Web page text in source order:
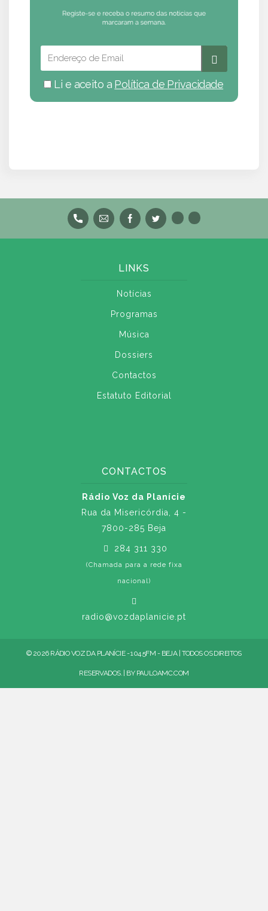
Li e aceito a Política de Privacidade
LINKS
Notícias
Programas
Música
Dossiers
Contactos
Estatuto Editorial
CONTACTOS
Rádio Voz da Planície
Rua da Misericórdia, 4 -
7800-285 Beja
284 311 330
(Chamada para a rede fixa
nacional)
radio@vozdaplanicie.pt
© 2026 RÁDIO VOZ DA PLANÍCIE - 104.5FM - BEJA | TODOS OS DIREITOS
RESERVADOS. | BY PAULOAMC.COM